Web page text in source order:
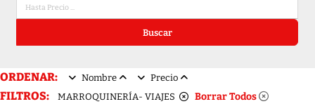
Buscar
ORDENAR: Nombre Precio
FILTROS: MARROQUINERÍA- VIAJES Borrar Todos